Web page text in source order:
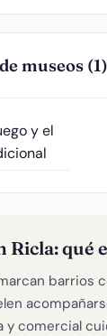
museos (1)
y el
Ricla: qué
barrios
y comercial